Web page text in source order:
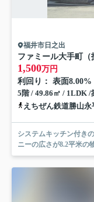
福井市日之出
ファミール大手町（
1,500万円
利回り： 表面8.00%
5階 / 49.86㎡ / 1LDK /
えちぜん鉄道勝山
システムキッチン付き
ニーの広さが8.2平米の